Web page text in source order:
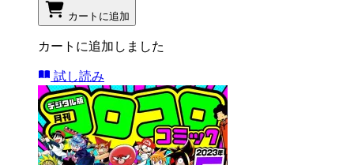
カートに追加
カートに追加しました
試し読み